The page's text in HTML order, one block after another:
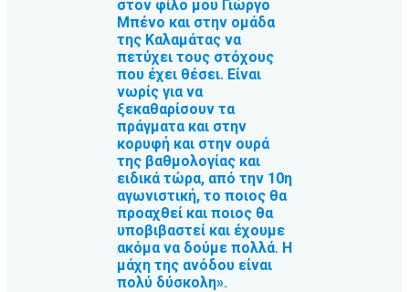
στον φίλο μου Γιώργο
Μπένο και στην ομάδα
της Καλαμάτας να
πετύχει τους στόχους
που έχει θέσει. Είναι
νωρίς για να
ξεκαθαρίσουν τα
πράγματα και στην
κορυφή και στην ουρά
της βαθμολογίας και
ειδικά τώρα, από την 10η
αγωνιστική, το ποιος θα
προαχθεί και ποιος θα
υποβιβαστεί και έχουμε
ακόμα να δούμε πολλά. Η
μάχη της ανόδου είναι
πολύ δύσκολη».